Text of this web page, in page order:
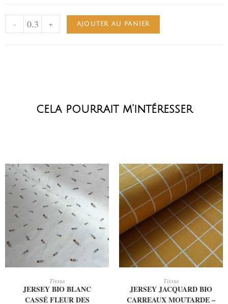
- + AJOUTER AU PANIER
cela pourrait m’intéresser
Tissus
JERSEY BIO BLANC
CASSÉ FLEUR DES
Tissus
JERSEY JACQUARD BIO
CARREAUX MOUTARDE –